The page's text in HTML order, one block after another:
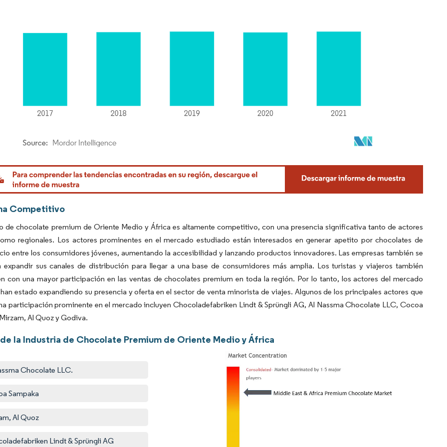
Intelligence. El uso requiere atribución según CC BY 4.0.
Competitivo
de chocolate premium de Oriente Medio y África es altamente competitivo, con una presencia significativa tanto de actores
regionales. Los actores prominentes en el mercado estudiado están interesados en generar apetito por chocolates de
entre los consumidores jóvenes, aumentando la accesibilidad y lanzando productos innovadores. Las empresas también se
expandir sus canales de distribución para llegar a una base de consumidores más amplia. Los turistas y viajeros también
con una mayor participación en las ventas de chocolates premium en toda la región. Por lo tanto, los actores del mercado
estado expandiendo su presencia y oferta en el sector de venta minorista de viajes. Algunos de los principales actores que
participación prominente en el mercado incluyen Chocoladefabriken Lindt & Sprüngli AG, Al Nassma Chocolate LLC, Cocoa
Al Quoz y Godiva.
la Industria de Chocolate Premium de Oriente Medio y África
Chocolate LLC.
Sampaka
Al Quoz
Lindt & Sprüngli AG